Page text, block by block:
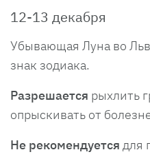
12-13 декабря
Убывающая Луна во
знак зодиака.
Разрешается рыхлить
опрыскивать от
Не рекомендуется для